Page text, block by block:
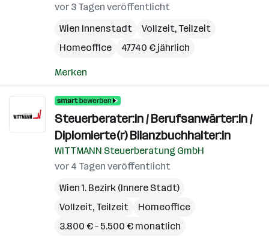
vor 3 Tagen veröffentlicht
Wien Innenstadt
Vollzeit, Teilzeit
Homeoffice
47.740 € jährlich
Merken
Steuerberater:in / Berufsanwärter:in /
Diplomierte(r) Bilanzbuchhalter:in
WITTMANN Steuerberatung GmbH
vor 4 Tagen veröffentlicht
Wien 1. Bezirk (Innere Stadt)
Vollzeit, Teilzeit
Homeoffice
3.800 € – 5.500 € monatlich